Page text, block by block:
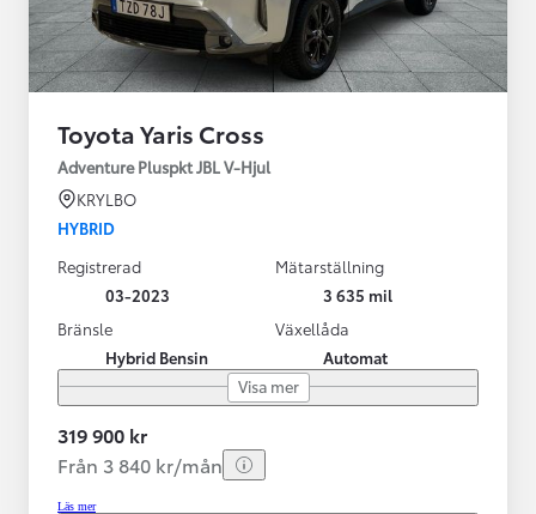
Toyota Yaris Cross
Adventure Pluspkt JBL V-Hjul
KRYLBO
HYBRID
Registrerad
03-2023
Mätarställning
3 635 mil
Bränsle
Hybrid Bensin
Växellåda
Automat
Visa mer
319 900 kr
Från 3 840 kr/mån
Läs mer